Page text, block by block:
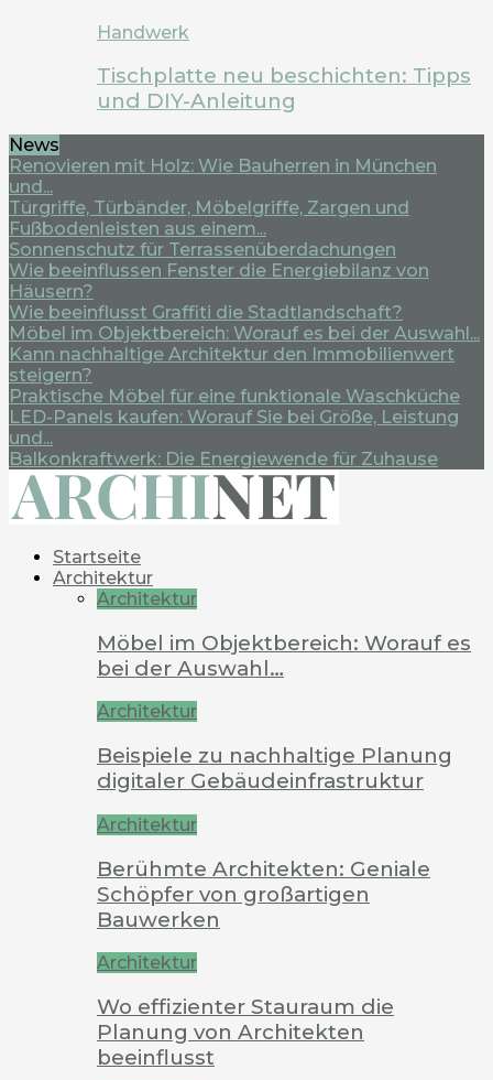
Handwerk
Tischplatte neu beschichten: Tipps
und DIY-Anleitung
News
Renovieren mit Holz: Wie Bauherren in München
und...
Türgriffe, Türbänder, Möbelgriffe, Zargen und
Fußbodenleisten aus einem...
Sonnenschutz für Terrassenüberdachungen
Wie beeinflussen Fenster die Energiebilanz von
Häusern?
Wie beeinflusst Graffiti die Stadtlandschaft?
Möbel im Objektbereich: Worauf es bei der Auswahl...
Kann nachhaltige Architektur den Immobilienwert
steigern?
Praktische Möbel für eine funktionale Waschküche
LED-Panels kaufen: Worauf Sie bei Größe, Leistung
und...
Balkonkraftwerk: Die Energiewende für Zuhause
Startseite
Architektur
Architektur
Möbel im Objektbereich: Worauf es
bei der Auswahl…
Architektur
Beispiele zu nachhaltige Planung
digitaler Gebäudeinfrastruktur
Architektur
Berühmte Architekten: Geniale
Schöpfer von großartigen
Bauwerken
Architektur
Wo effizienter Stauraum die
Planung von Architekten
beeinflusst